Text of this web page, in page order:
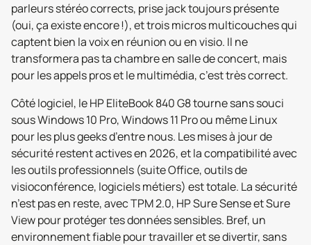
parleurs stéréo corrects, prise jack toujours présente
(oui, ça existe encore !), et trois micros multicouches qui
captent bien la voix en réunion ou en visio. Il ne
transformera pas ta chambre en salle de concert, mais
pour les appels pros et le multimédia, c’est très correct.
Côté logiciel, le HP EliteBook 840 G8 tourne sans souci
sous Windows 10 Pro, Windows 11 Pro ou même Linux
pour les plus geeks d’entre nous. Les mises à jour de
sécurité restent actives en 2026, et la compatibilité avec
les outils professionnels (suite Office, outils de
visioconférence, logiciels métiers) est totale. La sécurité
n’est pas en reste, avec TPM 2.0, HP Sure Sense et Sure
View pour protéger tes données sensibles. Bref, un
environnement fiable pour travailler et se divertir, sans